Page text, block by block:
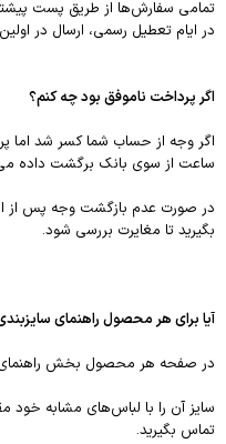
تمامی سفارش‌ها از طریق پست
در ایام تعطیل رسمی، ارسال در
اگر پرداخت ناموفق بود چه کنم؟
ساعت از سوی بانک برگشت داده
در صورت عدم بازگشت وجه پس از
بگیرید تا مغایرت بررسی شود.
آیا برای هر محصول راهنمای
در صفحه هر محصول بخش راهنمای
سایز آن را با لباس‌های مشابه خود
تماس بگیرید.